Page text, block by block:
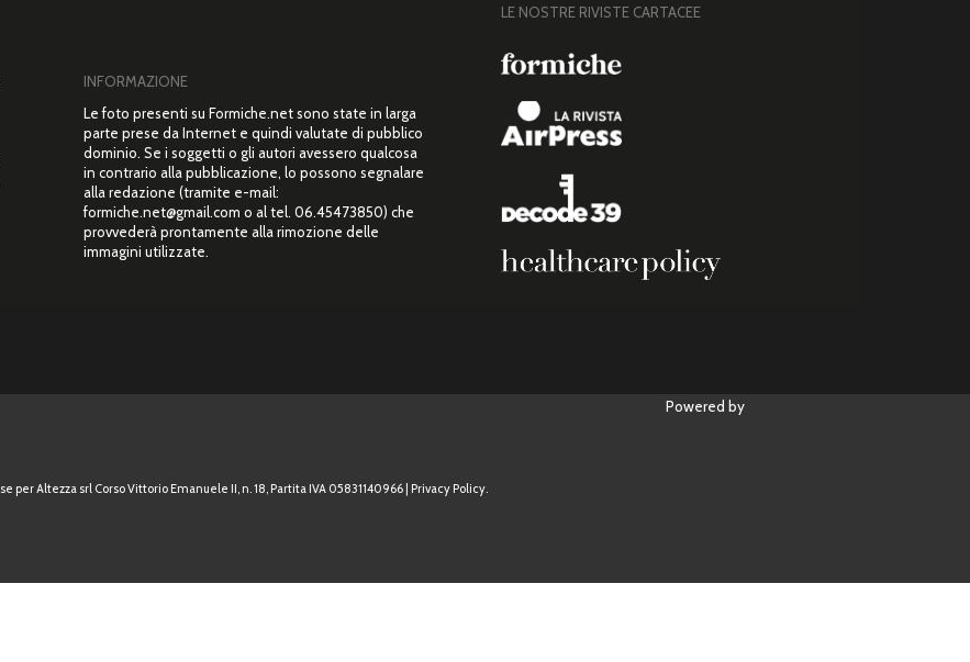
INFORMAZIONE
Le foto presenti su Formiche.net sono state in larga
parte prese da Internet e quindi valutate di pubblico
dominio. Se i soggetti o gli autori avessero qualcosa
in contrario alla pubblicazione, lo possono segnalare
alla redazione (tramite e-mail:
formiche.net@gmail.com o al tel. 06.45473850) che
provvederà prontamente alla rimozione delle
immagini utilizzate.
LE NOSTRE RIVISTE CARTACEE
Powered by